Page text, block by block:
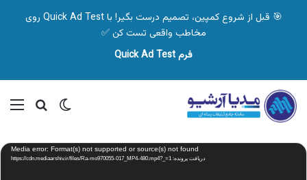
🎯 قبل از شروع کمپین، تصمیم درست بگیر! با Quick Ad Test روی
مخاطب واقعی تست کن ✅
فرم Quick Ad Test
تغییر پوسته
نمایشگر
ویدیو Media error: Format(s) not supported or source(s) not found
دریافت پرونده: https://cdn.mediaarshiv.ir/files/Ra-mo970055-017_MP4-480.mp4?_=1